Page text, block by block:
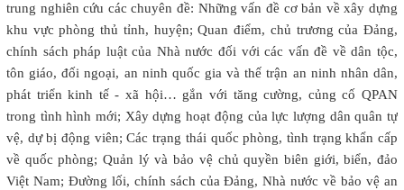
trung nghiên cứu các chuyên đề: Những vấn đề cơ bản về xây dựng
khu vực phòng thủ tỉnh, huyện; Quan điểm, chủ trương của Đảng,
chính sách pháp luật của Nhà nước đối với các vấn đề về dân tộc,
tôn giáo, đối ngoại, an ninh quốc gia và thế trận an ninh nhân dân,
phát triển kinh tế - xã hội… gắn với tăng cường, củng cố QPAN
trong tình hình mới; Xây dựng hoạt động của lực lượng dân quân tự
vệ, dự bị động viên; Các trạng thái quốc phòng, tình trạng khẩn cấp
về quốc phòng; Quản lý và bảo vệ chủ quyền biên giới, biển, đảo
Việt Nam; Đường lối, chính sách của Đảng, Nhà nước về bảo vệ an